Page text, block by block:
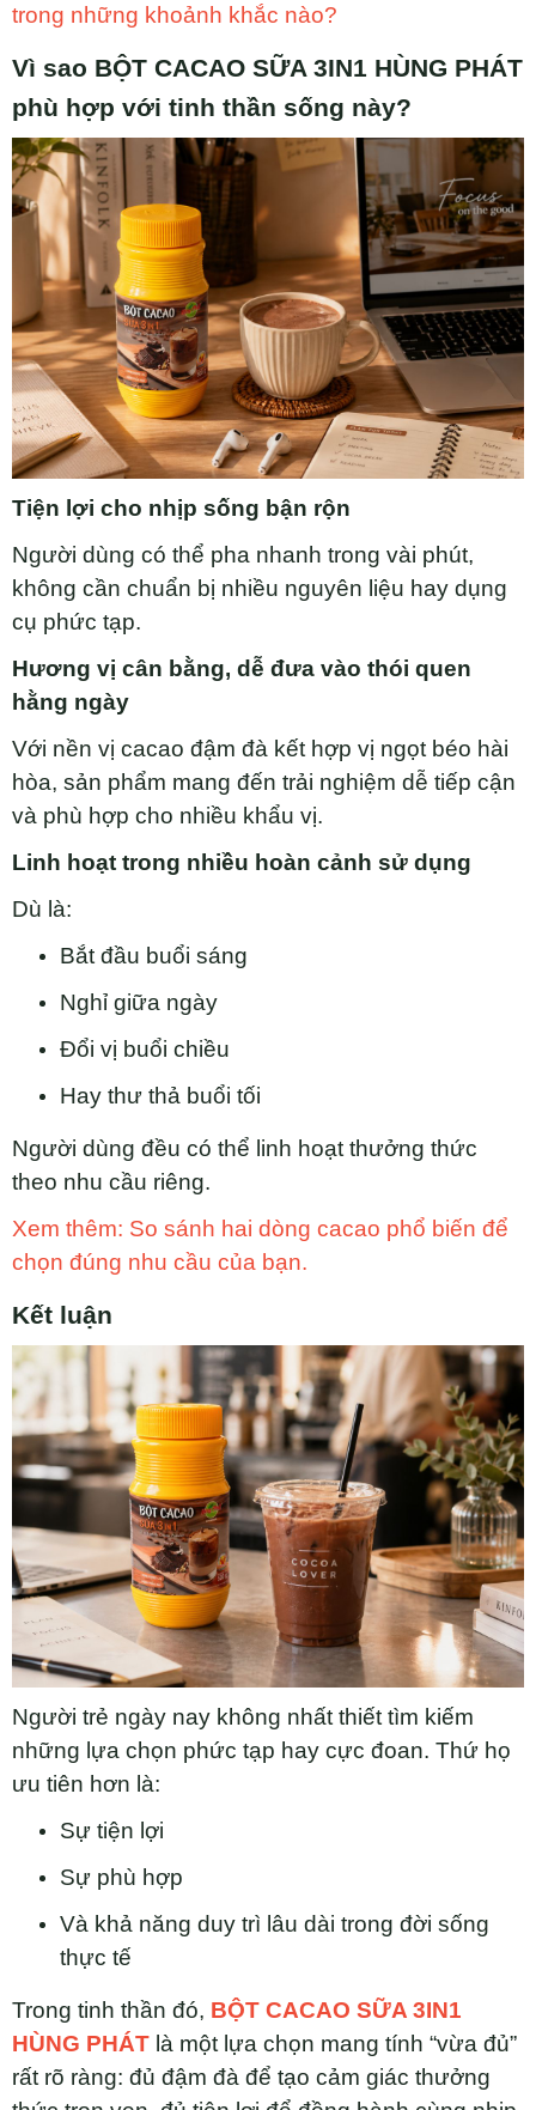
trong những khoảnh khắc nào?
Vì sao BỘT CACAO SỮA 3IN1 HÙNG PHÁT
phù hợp với tinh thần sống này?
Tiện lợi cho nhịp sống bận rộn
Người dùng có thể pha nhanh trong vài phút,
không cần chuẩn bị nhiều nguyên liệu hay dụng
cụ phức tạp.
Hương vị cân bằng, dễ đưa vào thói quen
hằng ngày
Với nền vị cacao đậm đà kết hợp vị ngọt béo hài
hòa, sản phẩm mang đến trải nghiệm dễ tiếp cận
và phù hợp cho nhiều khẩu vị.
Linh hoạt trong nhiều hoàn cảnh sử dụng
Dù là:
Bắt đầu buổi sáng
Nghỉ giữa ngày
Đổi vị buổi chiều
Hay thư thả buổi tối
Người dùng đều có thể linh hoạt thưởng thức
theo nhu cầu riêng.
Xem thêm: So sánh hai dòng cacao phổ biến để
chọn đúng nhu cầu của bạn.
Kết luận
Người trẻ ngày nay không nhất thiết tìm kiếm
những lựa chọn phức tạp hay cực đoan. Thứ họ
ưu tiên hơn là:
Sự tiện lợi
Sự phù hợp
Và khả năng duy trì lâu dài trong đời sống
thực tế
Trong tinh thần đó, BỘT CACAO SỮA 3IN1
HÙNG PHÁT là một lựa chọn mang tính “vừa đủ”
rất rõ ràng: đủ đậm đà để tạo cảm giác thưởng